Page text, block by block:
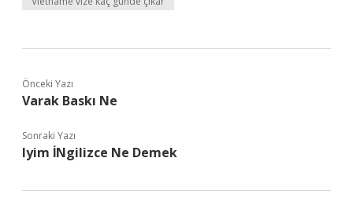
Önceki Yazı
Varak Baskı Ne
Sonraki Yazı
Iyim İNgilizce Ne Demek